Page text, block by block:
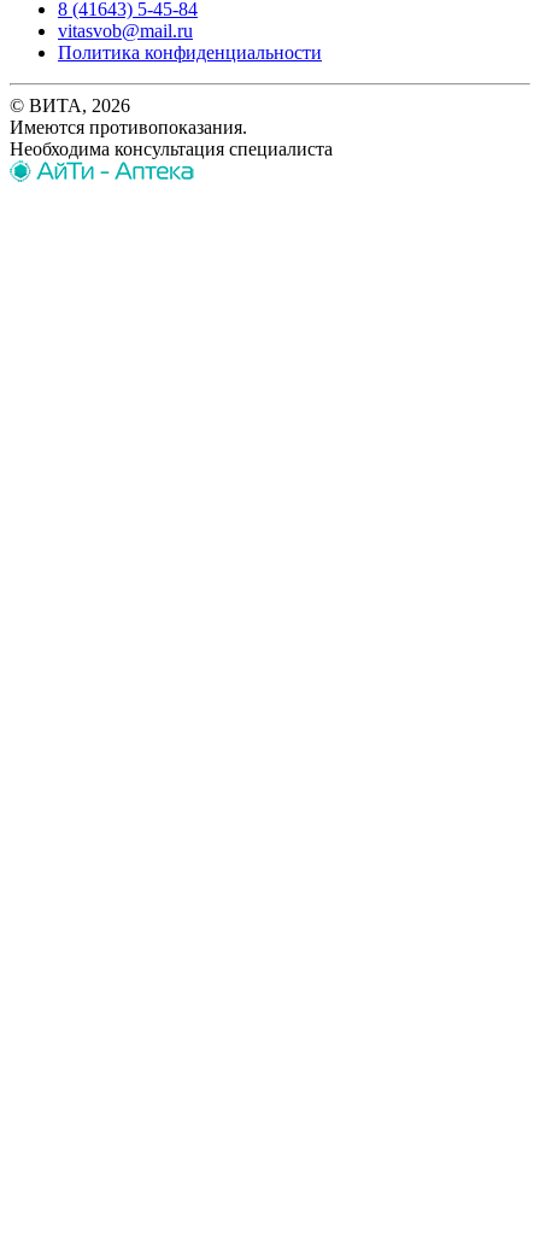
8 (41643) 5-45-84
vitasvob@mail.ru
Политика конфиденциальности
© ВИТА, 2026
Имеются противопоказания.
Необходима консультация специалиста